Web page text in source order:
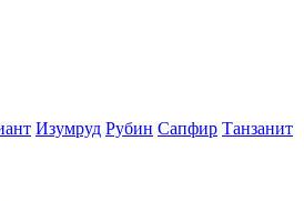
Изумруд Рубин Сапфир Танзанит